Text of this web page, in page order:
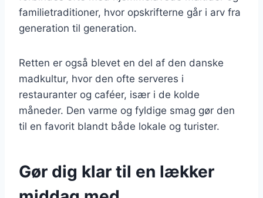
familietraditioner, hvor opskrifterne går i arv fra
generation til generation.
Retten er også blevet en del af den danske
madkultur, hvor den ofte serveres i
restauranter og caféer, især i de kolde
måneder. Den varme og fyldige smag gør den
til en favorit blandt både lokale og turister.
Gør dig klar til en lækker